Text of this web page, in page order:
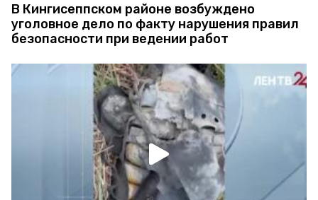
В Кингисеппском районе возбуждено
уголовное дело по факту нарушения правил
безопасности при ведении работ